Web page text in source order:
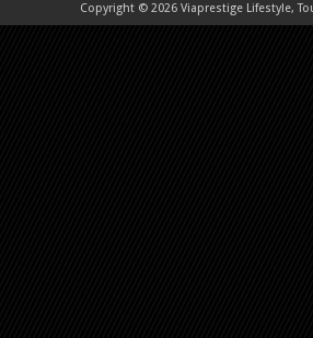
Copyright © 2026 Viaprestige Lifestyle,